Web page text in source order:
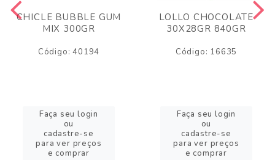
CHICLE BUBBLE GUM
MIX 300GR
Código: 40194
Faça seu login
ou
cadastre-se
para ver preços
e comprar
LOLLO CHOCOLATE
30X28GR 840GR
Código: 16635
Faça seu login
ou
cadastre-se
para ver preços
e comprar